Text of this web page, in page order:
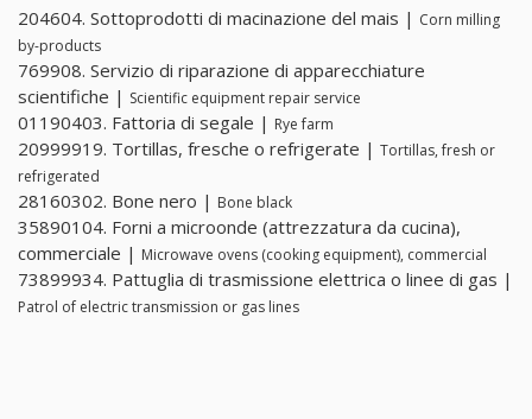
204604. Sottoprodotti di macinazione del mais | Corn milling
by-products
769908. Servizio di riparazione di apparecchiature
scientifiche | Scientific equipment repair service
01190403. Fattoria di segale | Rye farm
20999919. Tortillas, fresche o refrigerate | Tortillas, fresh or
refrigerated
28160302. Bone nero | Bone black
35890104. Forni a microonde (attrezzatura da cucina),
commerciale | Microwave ovens (cooking equipment), commercial
73899934. Pattuglia di trasmissione elettrica o linee di gas |
Patrol of electric transmission or gas lines